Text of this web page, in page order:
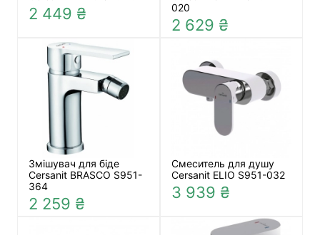
2 449 ₴
020
2 629 ₴
Змішувач для біде
Cersanit BRASCO S951-
364
2 259 ₴
Смеситель для душу
Cersanit ELIO S951-032
3 939 ₴